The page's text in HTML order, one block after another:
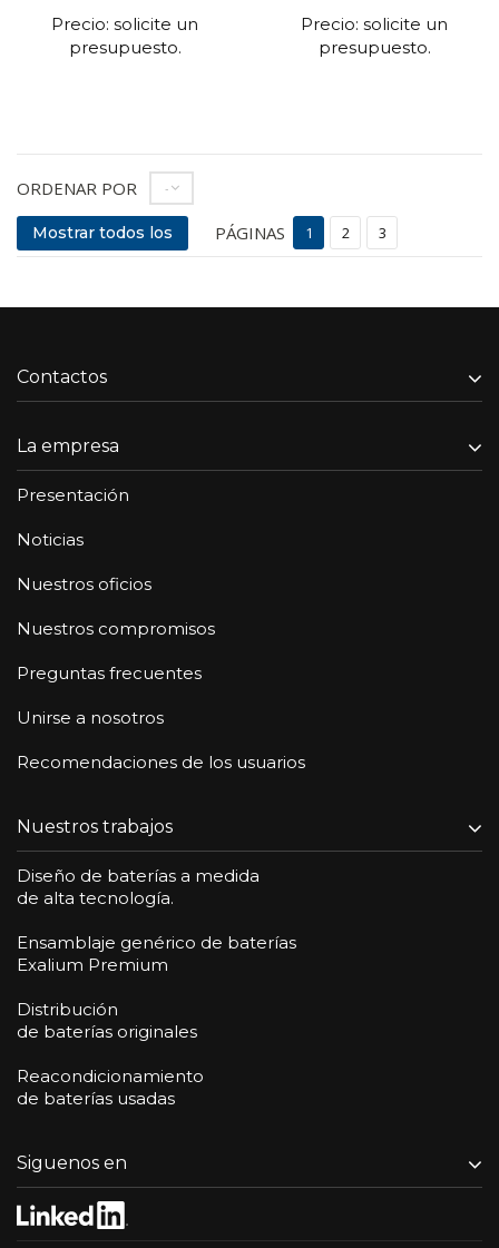
Precio: solicite un
presupuesto.
Precio: solicite un
presupuesto.
ORDENAR POR --
Mostrar todos los PÁGINAS 1 2 3
Contactos
La empresa
Presentación
Noticias
Nuestros oficios
Nuestros compromisos
Preguntas frecuentes
Unirse a nosotros
Recomendaciones de los usuarios
Nuestros trabajos
Diseño de baterías a medida
de alta tecnología.
Ensamblaje genérico de baterías
Exalium Premium
Distribución
de baterías originales
Reacondicionamiento
de baterías usadas
Siguenos en